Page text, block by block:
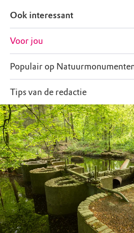
Ook interessant
Voor jou
Populair op
Tips van de redactie